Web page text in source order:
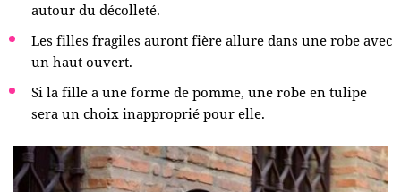
autour du décolleté.
Les filles fragiles auront fière allure dans une robe avec
un haut ouvert.
Si la fille a une forme de pomme, une robe en tulipe
sera un choix inapproprié pour elle.